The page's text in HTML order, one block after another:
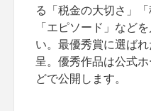
る「税金の大切さ」
「エピソード」など
い。最優秀賞に選ば
呈。優秀作品は公式
どで公開します。